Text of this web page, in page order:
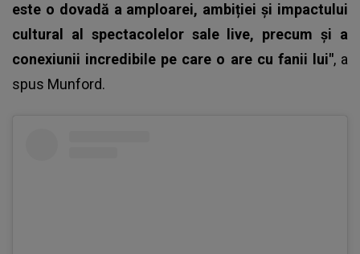
este o dovadă a amploarei, ambiției și impactului
cultural al spectacolelor sale live, precum și a
conexiunii incredibile pe care o are cu fanii lui", a
spus Munford.